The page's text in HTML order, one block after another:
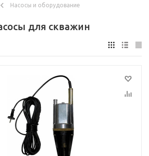
Насосы и оборудование
для скважин